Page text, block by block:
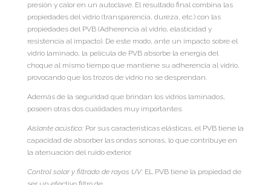
presión y calor en un autoclave. El resultado final combina las
propiedades del vidrio (transparencia, dureza, etc.) con las
propiedades del PVB (Adherencia al vidrio, elasticidad y
resistencia al impacto). De este modo, ante un impacto sobre el
vidrio laminado, la película de PVB absorbe la energía del
choque al mismo tiempo que mantiene su adherencia al vidrio,
provocando que los trozos de vidrio no se desprendan.
Además de la seguridad que brindan los vidrios laminados,
poseen otras dos cualidades muy importantes:
Aislante acústico:Por sus características elásticas, el PVB tiene la
capacidad de absorber las ondas sonoras, lo que contribuye en
la atenuación del ruido exterior.
Control solar y filtrado de rayos UV:EL PVB tiene la propiedad de